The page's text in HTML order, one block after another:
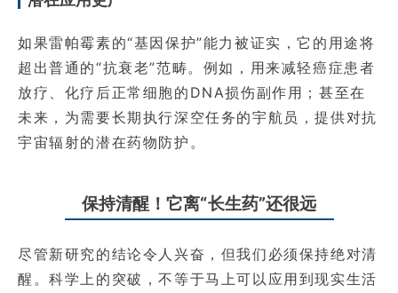
如果雷帕霉素的“基因保护”能力被证实，它的用途将
超出普通的“抗衰老”范畴。例如，用来减轻癌症患者
放疗、化疗后正常细胞的DNA损伤副作用；甚至在
未来，为需要长期执行深空任务的宇航员，提供对抗
宇宙辐射的潜在药物防护。
保持清醒！它离“长生药”还很远
尽管新研究的结论令人兴奋，但我们必须保持绝对清
醒。科学上的突破，不等于马上可以应用到现实生活